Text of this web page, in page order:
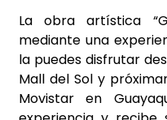
La obra artística
mediante una
la puedes disfrutar
Mall del Sol y
Movistar en